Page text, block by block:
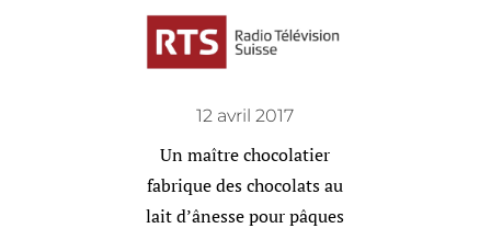
12 avril 2017
Un maître chocolatier
fabrique des chocolats au
lait d’ânesse pour pâques